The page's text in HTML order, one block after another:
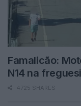
Famalicão:
N14 na
4725 SHARES